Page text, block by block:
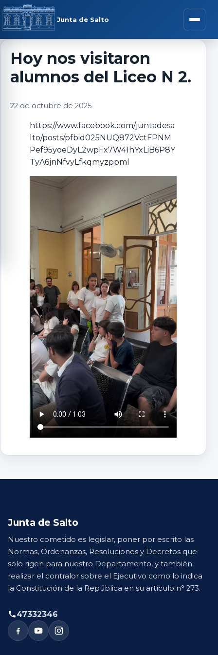
Saltar al contenido
Junta de Salto Abrir
menú
Hoy nos visitaron
alumnos del Liceo N 2.
22 de octubre de 2025
https://www.facebook.com/juntadesa
lto/posts/pfbid025NUQ872VctFPNM
Pef95yoeDyL2wpFx7W41hYxLiB6P8Y
TyA6jnNfvyLfkqmyzppml
Junta de Salto
Nuestro cometido es legislar, poner por escrito las
Normas, Ordenanzas, Resoluciones y Decretos que
solo rigen para nuestro Departamento, y también
realizar el contralor sobre el Ejecutivo como lo indica
la Constitución de la República en su artículo n° 273.
47332346